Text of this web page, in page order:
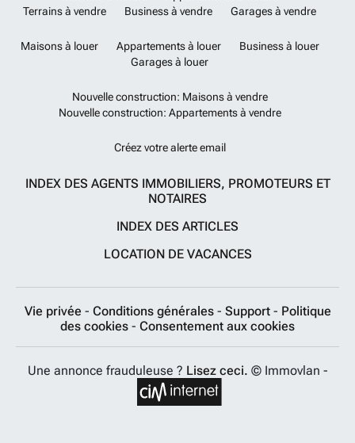
Terrains à vendre
Business à vendre Garages à vendre
Maisons à louer Appartements à louer
Business à louer
Garages à louer
Nouvelle construction: Maisons à vendre
Nouvelle construction: Appartements à vendre
Créez votre alerte email
INDEX DES AGENTS IMMOBILIERS, PROMOTEURS ET
NOTAIRES
INDEX DES ARTICLES
LOCATION DE VACANCES
Vie privée - Conditions générales - Support - Politique
des cookies - Consentement aux cookies
Une annonce frauduleuse ? Lisez ceci. © Immovlan -